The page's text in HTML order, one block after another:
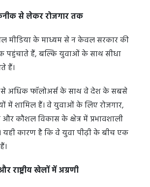
से लेकर रोजगार तक
मीडिया के माध्यम से न केवल सरकार की
पहुंचाते हैं, बल्कि युवाओं के साथ सीधा
हैं।
अधिक फॉलोअर्स के साथ वे देश के सबसे
में शामिल हैं। वे युवाओं के लिए रोजगार,
और कौशल विकास के क्षेत्र में प्रभावशाली
यही कारण है कि वे युवा पीढ़ी के बीच एक
राष्ट्रीय खेलों में अग्रणी